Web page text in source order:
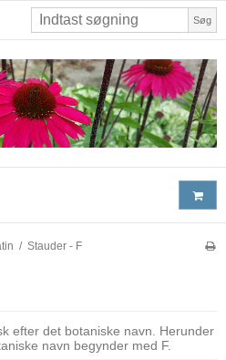
Søg
/ Stauder - F
efter det botaniske navn. Herunder
navn begynder med F.